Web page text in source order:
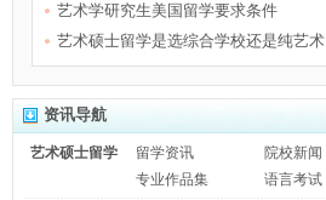
艺术学研究生美国留学要求条件
艺术硕士留学是选综合学校还是纯艺术
资讯导航
艺术硕士留学 留学资讯 院校新闻
专业作品集
语言考试